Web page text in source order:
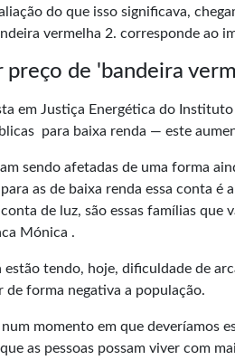
do que isso significava,
vermelha 2. corresponde ao
de 'bandeira
em Justiça Energética do
para baixa renda — este
sendo afetadas de uma forma
as de baixa renda essa conta é
de luz, são essas famílias que
Mónica .
estão tendo, hoje, dificuldade de
forma negativa a população.
momento em que deveríamos
as pessoas possam viver com